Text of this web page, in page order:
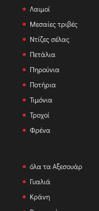
Λαιμοί
Μεσαίες τριβές
Ντίζες σέλας
Πετάλια
Πηρούνια
Ποτήρια
Τιμόνια
Τροχοί
Φρένα
όλα τα Αξεσουάρ
Γυαλιά
Κράνη